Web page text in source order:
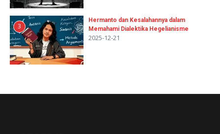
3
Hermanto dan Kesalahannya dalam
Memahami Dialektika Hegelianisme
2025-12-21